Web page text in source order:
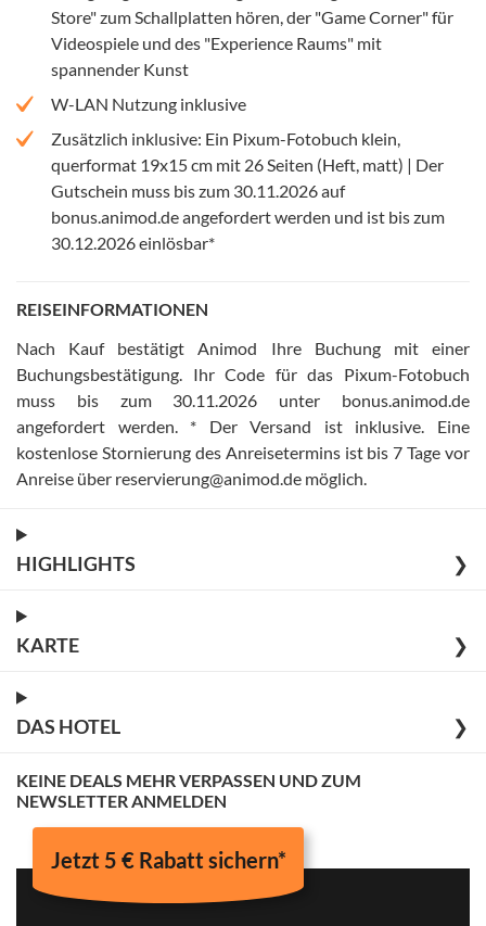
Store" zum Schallplatten hören, der "Game Corner" für
Videospiele und des "Experience Raums" mit
spannender Kunst
W-LAN Nutzung inklusive
Zusätzlich inklusive: Ein Pixum-Fotobuch klein,
querformat 19x15 cm mit 26 Seiten (Heft, matt) | Der
Gutschein muss bis zum 30.11.2026 auf
bonus.animod.de angefordert werden und ist bis zum
30.12.2026 einlösbar*
REISEINFORMATIONEN
Nach Kauf bestätigt Animod Ihre Buchung mit einer
Buchungsbestätigung
Ihr Code für das Pixum-Fotobuch
muss bis zum 30.11.2026 unter bonus.animod.de
angefordert werden
* Der Versand ist inklusive
Eine
kostenlose Stornierung des Anreisetermins ist bis 7 Tage vor
Anreise über reservierung@animod.de möglich
HIGHLIGHTS ❯
KARTE ❯
DAS HOTEL ❯
KEINE DEALS MEHR VERPASSEN UND ZUM
NEWSLETTER ANMELDEN
Jetzt 5 € Rabatt sichern*